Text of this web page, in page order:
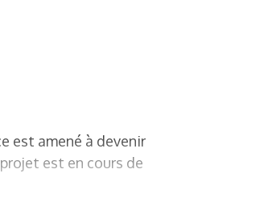
est amené à devenir
est en cours de